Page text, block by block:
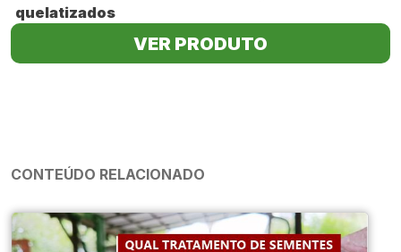
quelatizados
VER PRODUTO
CONTEÚDO RELACIONADO